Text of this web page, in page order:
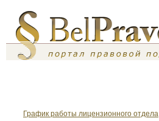
График работы лицензионного отдела